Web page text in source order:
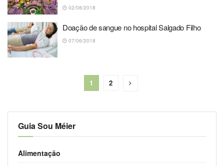
02/08/2018
Doação de sangue no hospital Salgado Filho
07/06/2018
1 2
Guia Sou Méier
Alimentação